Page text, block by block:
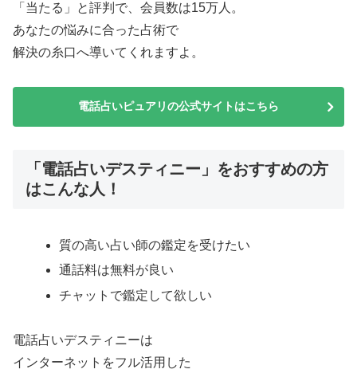
「当たる」と評判で、会員数は15万人。
あなたの悩みに合った占術で
解決の糸口へ導いてくれますよ。
電話占いピュアリの公式サイトはこちら
「電話占いデスティニー」をおすすめの方
はこんな人！
質の高い占い師の鑑定を受けたい
通話料は無料が良い
チャットで鑑定して欲しい
電話占いデスティニーは
インターネットをフル活用した